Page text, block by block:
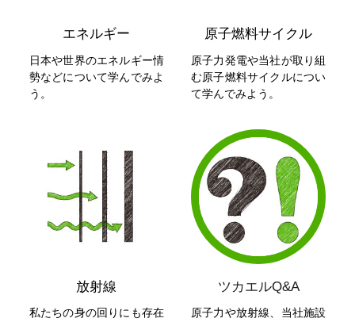
エネルギー
日本や世界のエネルギー情
勢などについて学んでみよ
う。
原子燃料サイクル
原子力発電や当社が取り組
む原子燃料サイクルについ
て学んでみよう。
放射線
私たちの身の回りにも存在
ツカエルQ&A
原子力や放射線、当社施設